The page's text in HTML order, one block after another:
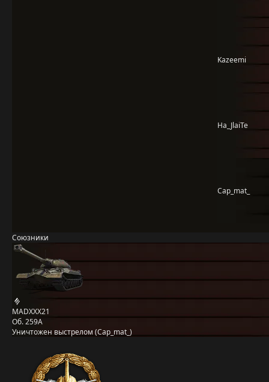
Kazeemi
Ha_JlaiTe
Cap_mat_
Союзники
MADXXX21
Об. 259A
Уничтожен выстрелом (Cap_mat_)